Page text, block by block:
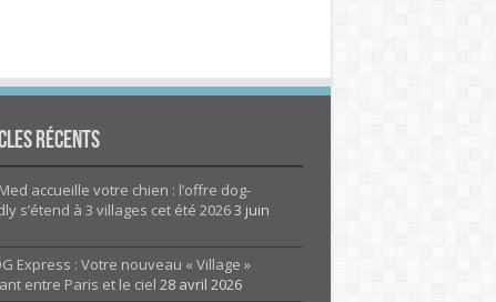
Récents
accueille votre chien : l’offre dog-
s’étend à 3 villages cet été 20263 juin
Express : Votre nouveau « Village »
entre Paris et le ciel 28 avril 2026